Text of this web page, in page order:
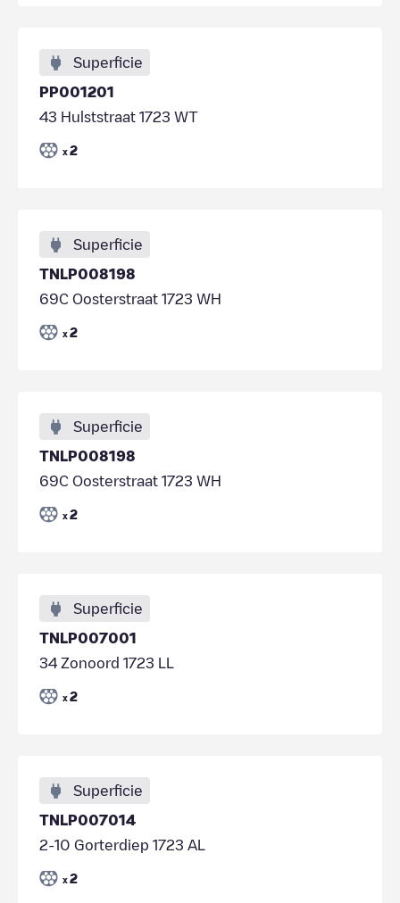
Superficie
PP001201
43 Hulststraat 1723 WT
x 2
Superficie
TNLP008198
69C Oosterstraat 1723 WH
x 2
Superficie
TNLP008198
69C Oosterstraat 1723 WH
x 2
Superficie
TNLP007001
34 Zonoord 1723 LL
x 2
Superficie
TNLP007014
2-10 Gorterdiep 1723 AL
x 2